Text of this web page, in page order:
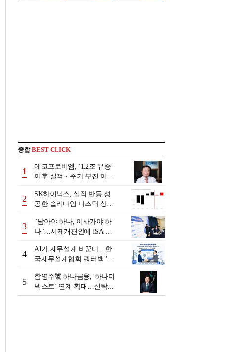
종합BEST CLICK
1
에코프로비엠, ‘1.2조 유증’
이후 실적‧주가 부진 어쩌
2
SK하이닉스, 실적 반등 성
공한 솔리다임 나스닥 상장
3
"남아야 하나, 이사가야 하
나"…세제개편안에 ISA 투
4
AI가 재무설계 바꾼다…한
국재무설계협회·쿼터백 '베
5
함영주號 하나금융, '하나더
넥스트‘ 연계 확대…신탁수
수료 2배 증가 효과 [금융 시